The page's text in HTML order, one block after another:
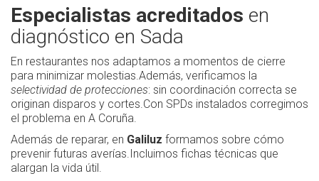
Especialistas acreditados en
diagnóstico en Sada
En restaurantes nos adaptamos a momentos de cierre
para minimizar molestias.Además, verificamos la
selectividad de protecciones: sin coordinación correcta se
originan disparos y cortes.Con SPDs instalados corregimos
el problema en A Coruña.
Además de reparar, en Galiluz formamos sobre cómo
prevenir futuras averías.Incluimos fichas técnicas que
alargan la vida útil.